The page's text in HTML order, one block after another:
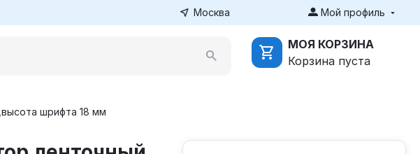
Москва Мой профиль
МОЯ КОРЗИНА
Корзина пуста
шрифта 18 мм